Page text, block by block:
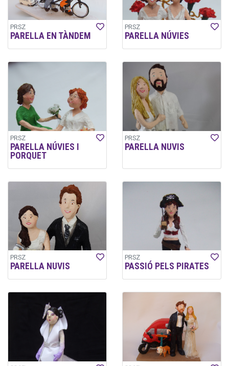
PRSZ
PARELLA EN TÀNDEM
PRSZ
PARELLA NÚVIES
PRSZ
PARELLA NÚVIES I
PORQUET
PRSZ
PARELLA NUVIS
PRSZ
PARELLA NUVIS
PRSZ
PASSIÓ PELS PIRATES